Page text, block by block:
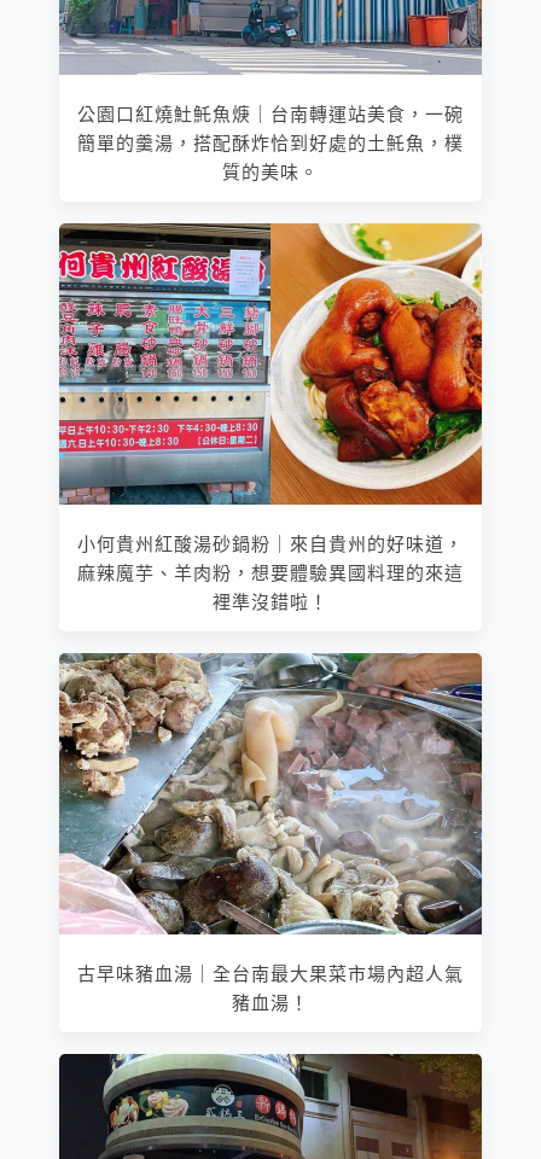
公園口紅燒𩵚魠魚焿｜台南轉運站美食，一碗
簡單的羹湯，搭配酥炸恰到好處的土魠魚，樸
質的美味。
小何貴州紅酸湯砂鍋粉｜來自貴州的好味道，
麻辣魔芋、羊肉粉，想要體驗異國料理的來這
裡準沒錯啦！
古早味豬血湯｜全台南最大果菜市場內超人氣
豬血湯！